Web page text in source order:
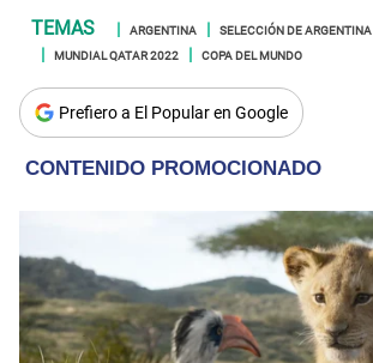
ARGENTINA
SELECCIÓN DE ARGENTINA
MUNDIAL QATAR 2022
COPA DEL MUNDO
Prefiero a El Popular en Google